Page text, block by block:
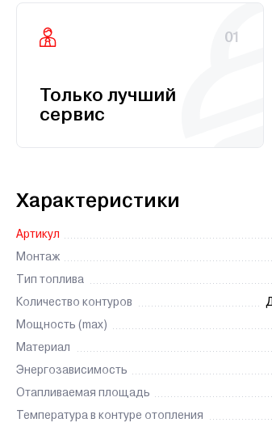
01
Только лучший
сервис
Характеристики
Артикул
Монтаж
Тип топлива
Количество контуров
Мощность (max)
Материал
Энергозависимость
Отапливаемая площадь
Температура в контуре отопления